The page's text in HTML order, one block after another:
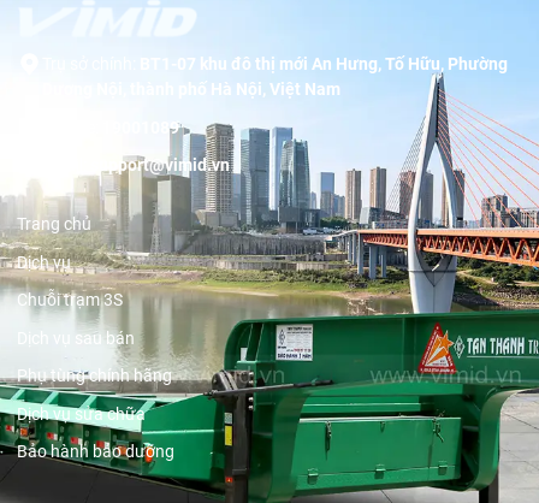
BT1-07 khu đô thị mới An Hưng, Tố Hữu, Phường
Dương Nội, thành phố Hà Nội, Việt Nam
19001089
support@vimid.vn
Trang chủ
Dịch vụ
Chuỗi trạm 3S
Dịch vụ sau bán
Phụ tùng chính hãng
Dịch vụ sửa chữa
Bảo hành bảo dưỡng